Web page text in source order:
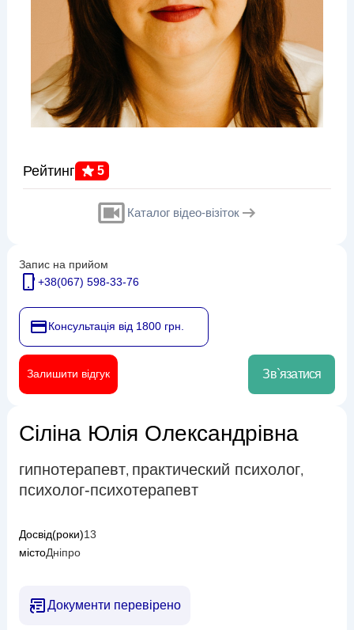
Рейтинг 5
Каталог відео-візіток
Запис на прийом
+38(067) 598-33-76
Консультація від 1800 грн.
Залишити відгук Зв`язатися
Сіліна Юлія Олександрівна
гипнотерапевт, практический психолог,
психолог-психотерапевт
Досвід(роки)13
містоДніпро
Документи перевірено